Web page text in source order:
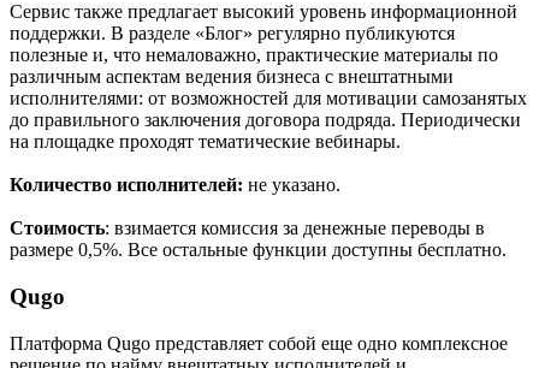
Сервис также предлагает высокий уровень информационной
поддержки. В разделе «Блог» регулярно публикуются
полезные и, что немаловажно, практические материалы по
различным аспектам ведения бизнеса с внештатными
исполнителями: от возможностей для мотивации самозанятых
до правильного заключения договора подряда. Периодически
на площадке проходят тематические вебинары.
Количество исполнителей: не указано.
Стоимость: взимается комиссия за денежные переводы в
размере 0,5%. Все остальные функции доступны бесплатно.
Qugo
Платформа Qugo представляет собой еще одно комплексное